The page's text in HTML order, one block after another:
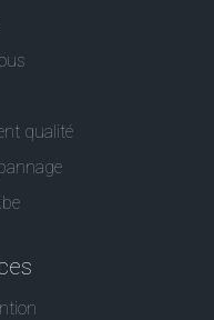
qualité